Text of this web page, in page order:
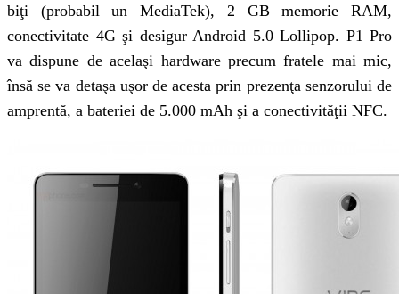
biţi (probabil un MediaTek), 2 GB memorie RAM,
conectivitate 4G şi desigur Android 5.0 Lollipop. P1 Pro
va dispune de acelaşi hardware precum fratele mai mic,
însă se va detaşa uşor de acesta prin prezenţa senzorului de
amprentă, a bateriei de 5.000 mAh şi a conectivităţii NFC.